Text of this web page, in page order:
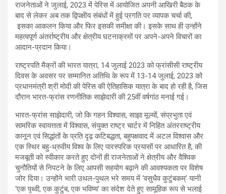
राजनेताओं ने जुलाई, 2023 में पेरिस में आयोजित अपनी आखिरी बैठक के
बाद से लेकर अब तक द्विपक्षीय संबंधों में हुई प्रगति पर व्‍यापक चर्चा की,
इसका आकलन किया और फि‍र इसकी समीक्षा की। इसके साथ ही उन्होंने
महत्वपूर्ण अंतर्राष्ट्रीय और क्षेत्रीय घटनाक्रमों पर अपने-अपने विचारों का
आदान-प्रदान किया।
राष्ट्रपति मैक्रों की भारत यात्रा, 14 जुलाई 2023 को फ्रांसीसी राष्ट्रीय
दिवस के अवसर पर सम्मानित अतिथि के रूप में 13-14 जुलाई, 2023 को
प्रधानमंत्री श्री मोदी की पेरिस की ऐतिहासिक यात्रा के बाद हो रही है, जिस
दौरान भारत-फ्रांस रणनीतिक साझेदारी की 25वीं वर्षगांठ मनाई गई।
भारत-फ्रांस साझेदारी, जो कि गहन विश्वास, साझा मूल्यों, संप्रभुता एवं
सामरिक स्वायत्तता में विश्वास, संयुक्त राष्ट्र चार्टर में निहित अंतरराष्ट्रीय
कानून एवं सिद्धांतों के प्रति दृढ़ कटिबद्धता, बहुपक्षवाद में अटल विश्वास और
एक स्थिर बहु-ध्रुवीय विश्व के लिए पारस्परिक प्रयासों पर आधारित है, की
मजबूती को स्वीकार करते हुए दोनों ही राजनेताओं ने क्षेत्रीय और वैश्विक
चुनौतियों से निपटने के लिए आपसी सहयोग बढ़ाने की आवश्यकता पर विशेष
जोर दिया। उन्होंने भारी उथल-पुथल भरे समय में ‘वसुधैव कुटुंबकम्’ यानी
‘एक पृथ्वी, एक कुटुंब, एक भविष्य’ का संदेश देते हुए सामूहिक रूप से भलाई